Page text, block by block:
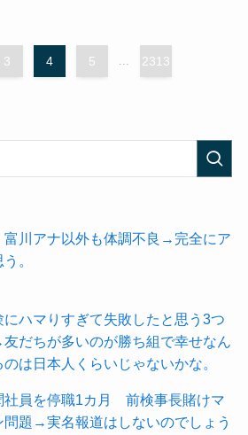
3 4 5 ... 2313
富川アナ以外も体調不良→完全にア
。
にハマりすぎて失敗したと思う3つ
だちが多いのが勝ち組で幸せなん
は日本人くらいじゃないかな。
社員を停職1カ月 前検事長賭けマ
問題→実名報道はしないのでしょう